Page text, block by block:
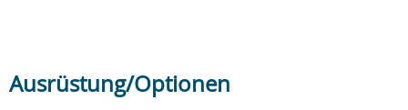
Ausrüstung/Optionen